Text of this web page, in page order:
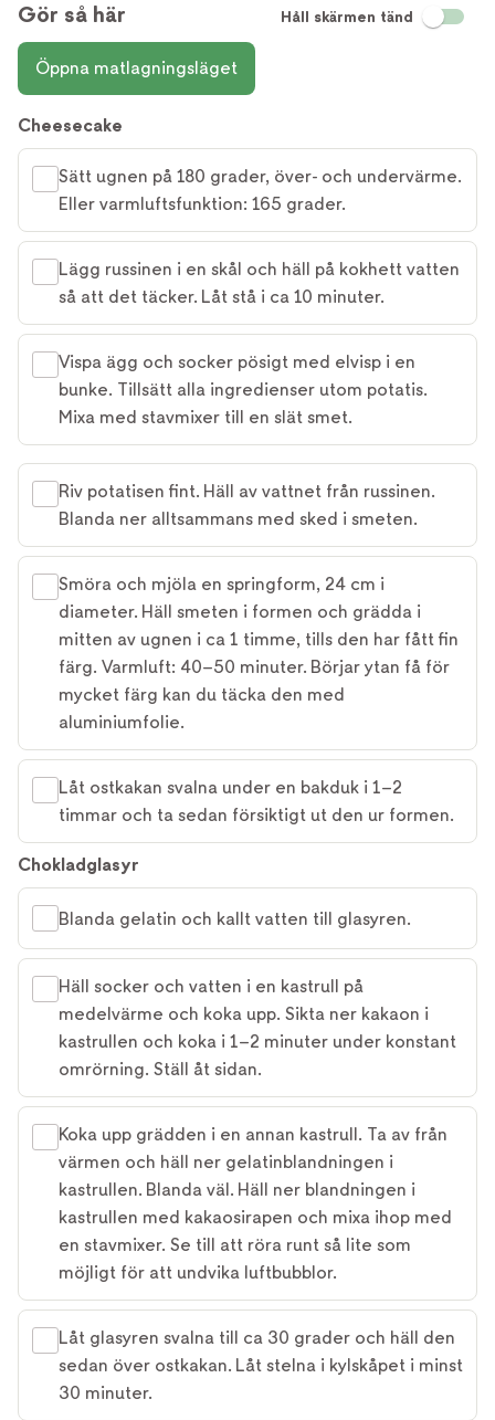
Gör så här Håll skärmen tänd
Öppna matlagningsläget
Cheesecake
Sätt ugnen på 180 grader, över- och undervärme.
Eller varmluftsfunktion: 165 grader.
Lägg russinen i en skål och häll på kokhett vatten
så att det täcker. Låt stå i ca 10 minuter.
Vispa ägg och socker pösigt med elvisp i en
bunke. Tillsätt alla ingredienser utom potatis.
Mixa med stavmixer till en slät smet.
Riv potatisen fint. Häll av vattnet från russinen.
Blanda ner alltsammans med sked i smeten.
Smöra och mjöla en springform, 24 cm i
diameter. Häll smeten i formen och grädda i
mitten av ugnen i ca 1 timme, tills den har fått fin
färg. Varmluft: 40–50 minuter. Börjar ytan få för
mycket färg kan du täcka den med
aluminiumfolie.
Låt ostkakan svalna under en bakduk i 1–2
timmar och ta sedan försiktigt ut den ur formen.
Chokladglasyr
Blanda gelatin och kallt vatten till glasyren.
Häll socker och vatten i en kastrull på
medelvärme och koka upp. Sikta ner kakaon i
kastrullen och koka i 1–2 minuter under konstant
omrörning. Ställ åt sidan.
Koka upp grädden i en annan kastrull. Ta av från
värmen och häll ner gelatinblandningen i
kastrullen. Blanda väl. Häll ner blandningen i
kastrullen med kakaosirapen och mixa ihop med
en stavmixer. Se till att röra runt så lite som
möjligt för att undvika luftbubblor.
Låt glasyren svalna till ca 30 grader och häll den
sedan över ostkakan. Låt stelna i kylskåpet i minst
30 minuter.